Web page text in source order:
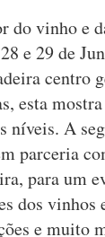
do vinho e
e 29 de
centro
esta
níveis. A
parceria
para um
dos
e muito